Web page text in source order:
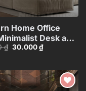
Home Office
Desk and
Sofa – 3D
₫ Giá
30.000₫Giá
hiện
30.000 ₫.